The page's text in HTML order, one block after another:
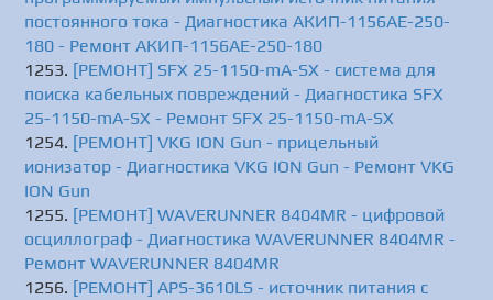
постоянного тока - Диагностика АКИП-1156АЕ-250-
180 - Ремонт АКИП-1156АЕ-250-180
[РЕМОНТ] SFX 25-1150-mA-SX - система для
поиска кабельных повреждений - Диагностика SFX
25-1150-mA-SX - Ремонт SFX 25-1150-mA-SX
[РЕМОНТ] VKG ION Gun - прицельный
ионизатор - Диагностика VKG ION Gun - Ремонт VKG
ION Gun
[РЕМОНТ] WAVERUNNER 8404MR - цифровой
осциллограф - Диагностика WAVERUNNER 8404MR -
Ремонт WAVERUNNER 8404MR
[РЕМОНТ] APS-3610LS - источник питания с